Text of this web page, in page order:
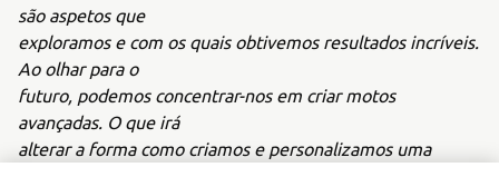
são aspetos que
exploramos e com os quais obtivemos resultados incríveis.
Ao olhar para o
futuro, podemos concentrar-nos em criar motos
avançadas. O que irá
alterar a forma como criamos e personalizamos uma